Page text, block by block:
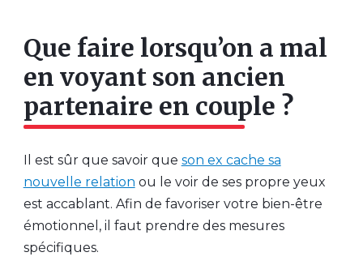
Que faire lorsqu’on a mal
en voyant son ancien
partenaire en couple ?
Il est sûr que savoir que son ex cache sa
nouvelle relation ou le voir de ses propre yeux
est accablant. Afin de favoriser votre bien-être
émotionnel, il faut prendre des mesures
spécifiques.